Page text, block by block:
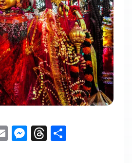
EmailMessenger
Threads